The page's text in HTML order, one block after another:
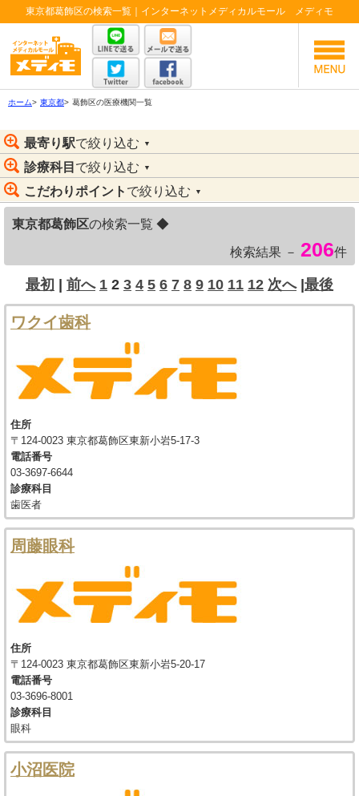
東京都葛飾区の検索一覧｜インターネットメディカルモール メディモ
ホーム> 東京都> 葛飾区の医療機関一覧
最寄り駅で絞り込む ▼
診療科目 で絞り込む ▼
こだわりポイント で絞り込む ▼
東京都葛飾区の検索一覧 ◆
検索結果 － 206件
最初 | 前へ 1 2 3 4 5 6 7 8 9 10 11 12 次へ|最後
ワクイ歯科
住所
〒124-0023 東京都葛飾区東新小岩5-17-3
電話番号
03-3697-6644
診療科目
歯医者
周藤眼科
住所
〒124-0023 東京都葛飾区東新小岩5-20-17
電話番号
03-3696-8001
診療科目
眼科
小沼医院